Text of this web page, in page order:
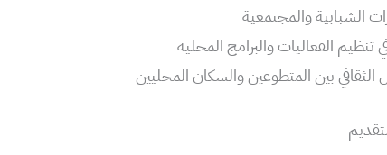
الشبابية والمجتمعية
تنظيم الفعاليات والبرامج المحلية
الثقافي بين المتطوعين والسكان المحليين